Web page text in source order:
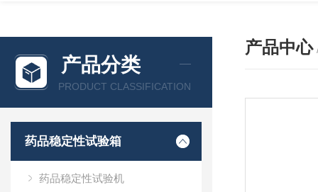
产品分类
PRODUCT CLASSIFICATION
药品稳定性试验箱
药品稳定性试验机
产品中心